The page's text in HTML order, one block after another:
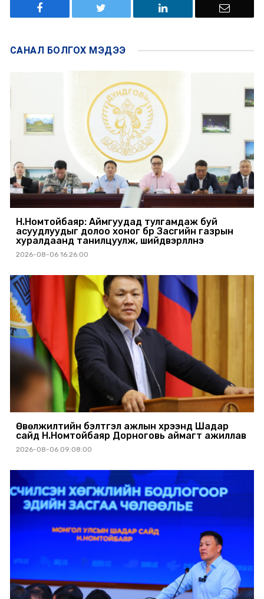
САНАЛ БОЛГОХ МЭДЭЭ
Н.Номтойбаяр: Аймгуудад тулгамдаж буй
асуудлуудыг долоо хоног бүр Засгийн газрын
хуралдаанд танилцуулж, шийдвэрлүүлнэ
2026-08-06 16:26:00
Өвөлжилтийн бэлтгэл ажлын хүрээнд Шадар
сайд Н.Номтойбаяр Дорноговь аймагт ажиллав
2026-08-06 09:08:00